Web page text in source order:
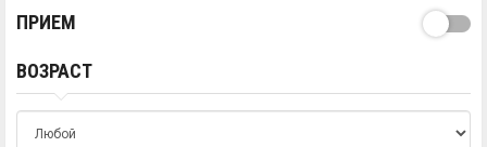
ПРИЕМ
ВОЗРАСТ